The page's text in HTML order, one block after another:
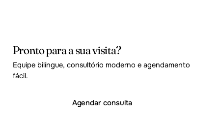
Pronto para a sua visita?
Equipe bilíngue, consultório moderno e agendamento
fácil.
Agendar consulta